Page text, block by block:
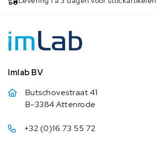
Imlab BV
Butschovestraat 41
B-3384 Attenrode
+32 (0)16 73 55 72